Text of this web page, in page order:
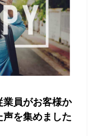
員がお客様か
声を集めました